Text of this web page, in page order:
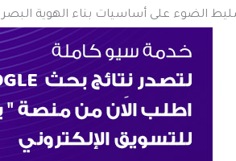
الضوء على أساسيات بناء الهوية